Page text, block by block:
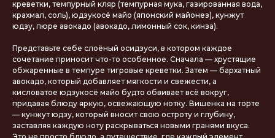
креветки, темпурный кляр (темпурная мука, газированная вода,
крахмал, соль), юдзукосё майо (японский майонез), кунжут
юдзу, пюре авокадо (авокадо, лимонный сок, кинза).
Представьте себе слоёный осидзуси, в котором каждое
сочетание приносит что-то особенное. Сначала — хрустящие
обжаренные в темпуре тигровые креветки. Затем — бархатный
авокадо, который добавляет мягкости и свежести, а
кисловатое юдзукосё майо будто обвивает всё вокруг,
придавая блюду яркую, освежающую нотку. Вишенка на торте
— кунжут юдзу, который вносит свою остроту и глубину,
заставляя каждую ноту раскрываться новыми гранями вкуса.